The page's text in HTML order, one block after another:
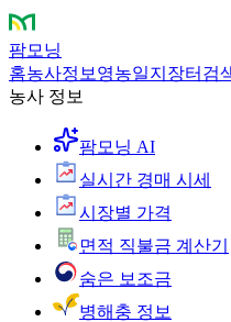
팜모닝
홈농사정보 영농일지 장터 검
농사 정보
팜모닝 AI
실시간 경매 시세
시장별 가격
면적 직불금 계산기
숨은 보조금
병해충 정보